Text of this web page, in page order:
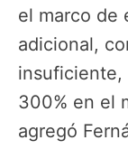
el marco de
adicional,
300% en el
agregó